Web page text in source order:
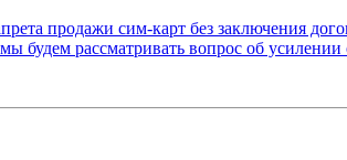
продажи сим-карт без заключения
рассматривать вопрос об усилении